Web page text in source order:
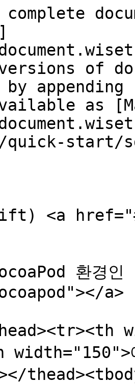
versions of
as
quick-start/
<a
환경
a>
width="150">